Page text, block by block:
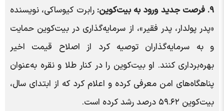
۹. فرصت جدید ورود به بیت‌کوین:
رابرت کیوساکی، نویسنده
«پدر پولدار، پدر فقیر»، از سرمایه‌گذاری در بیت‌کوین حمایت
و به سرمایه‌گذاران توصیه کرد از اصلاح قیمت اخیر
بهره‌برداری کنند. او بیت‌کوین را در کنار طلا و نقره به‌عنوان
پناهگاه‌های امن معرفی کرده و اعلام کرد که از ابتدای سال،
بیت‌کوین ۵۹.۶۲ درصد رشد کرده است.